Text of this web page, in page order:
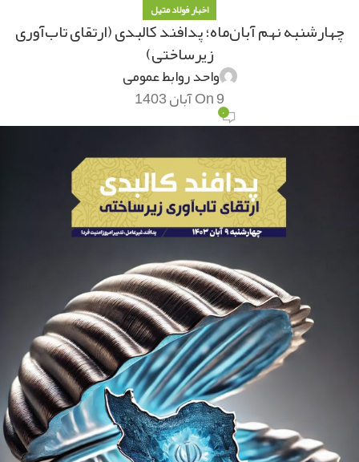
اخبار فولاد متیل
چهارشنبه نهم آبان‌ماه؛ پدافند کالبدی (ارتقای تاب‌آوری
زیرساختی)
واحد روابط عمومی
On 9 آبان 1403۰